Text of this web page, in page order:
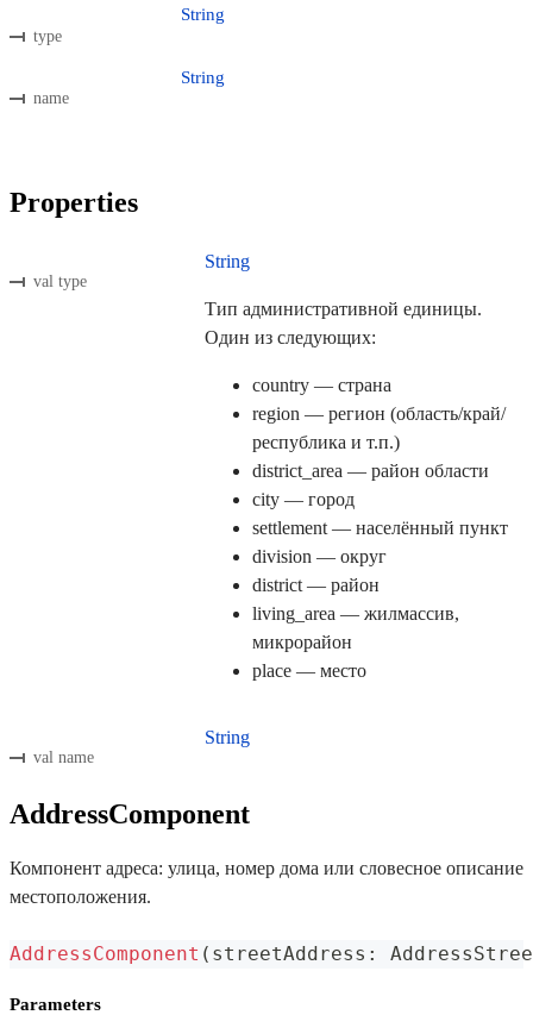
type
String
name
String
Properties
val type
String
Тип административной единицы.
Один из следующих:
country — страна
region — регион (область/край/
республика и т.п.)
district_area — район области
city — город
settlement — населённый пункт
division — округ
district — район
living_area — жилмассив,
микрорайон
place — место
val name
String
AddressComponent
Компонент адреса: улица, номер дома или словесное описание
местоположения.
AddressComponent ( streetAddress :
Parameters